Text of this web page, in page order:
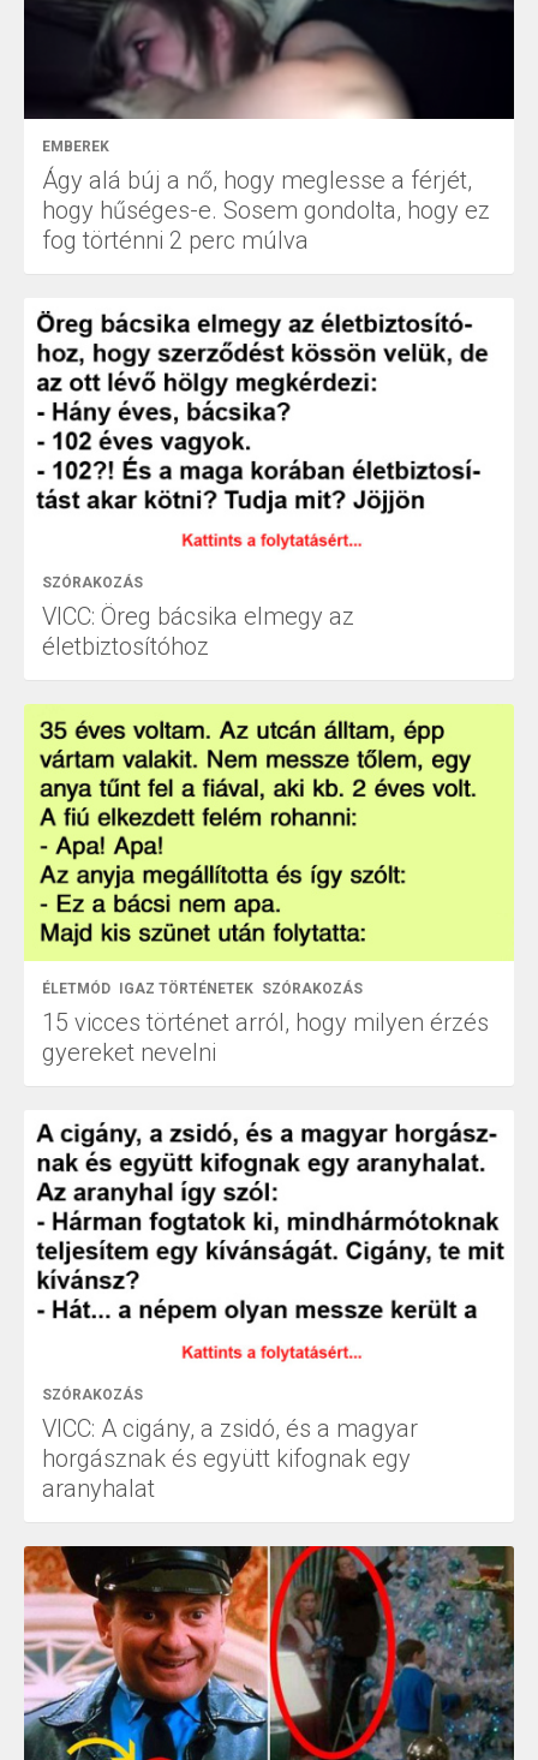
EMBEREK
Ágy alá búj a nő, hogy meglesse a férjét,
hogy hűséges-e. Sosem gondolta, hogy ez
fog történni 2 perc múlva
SZÓRAKOZÁS
VICC: Öreg bácsika elmegy az
életbiztosítóhoz
ÉLETMÓD IGAZ TÖRTÉNETEK SZÓRAKOZÁS
15 vicces történet arról, hogy milyen érzés
gyereket nevelni
SZÓRAKOZÁS
VICC: A cigány, a zsidó, és a magyar
horgásznak és együtt kifognak egy
aranyhalat